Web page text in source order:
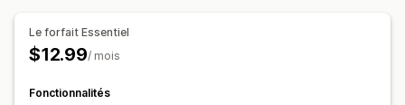
Tarification
Tarification dynamique
Produits associés
Produits physiques
Tarification que vous pouvez définir
Le forfait Essentiel
$12.99/ mois
Fonctionnalités